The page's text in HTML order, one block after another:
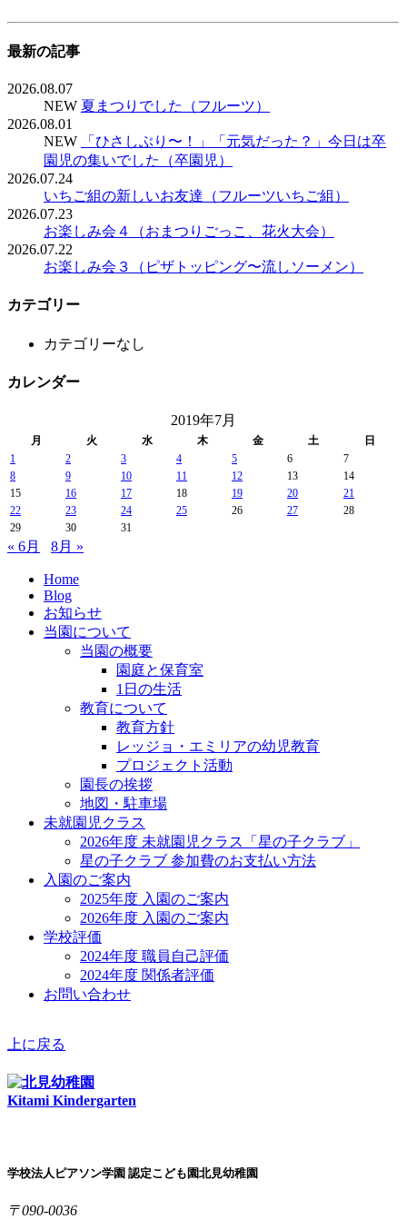
最新の記事
2026.08.07
NEW 夏まつりでした（フルーツ）
2026.08.01
NEW
「ひさしぶり〜！」「元気だった？」今日は卒
園児の集いでした（卒園児）
2026.07.24
いちご組の新しいお友達（フルーツいちご組）
2026.07.23
お楽しみ会４（おまつりごっこ、花火大会）
2026.07.22
お楽しみ会３（ピザトッピング〜流しソーメン）
カテゴリー
カテゴリーなし
カレンダー
2019年7月
月 火 水 木 金 土
日
1
2 3 4 5 6
7
8
9 10 11 12 13
14
15
16 17 18 19 20
21
22
23 24 25 26 27
28
29
30 31
« 6月 8月 »
Home
Blog
お知らせ
当園について
当園の概要
園庭と保育室
1日の生活
教育について
教育方針
レッジョ・エミリアの幼児教育
プロジェクト活動
園長の挨拶
地図・駐車場
未就園児クラス
2026年度 未就園児クラス「星の子クラブ」
星の子クラブ 参加費のお支払い方法
入園のご案内
2025年度 入園のご案内
2026年度 入園のご案内
学校評価
2024年度 職員自己評価
2024年度 関係者評価
お問い合わせ
上に戻る
Kitami Kindergarten
学校法人ピアソン学園 認定こども園北見幼稚園
〒090-0036